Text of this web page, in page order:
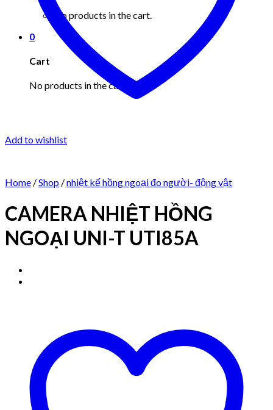
No products in the cart.
0
Cart
No products in the cart.
Add to wishlist
Home /Shop /nhiệt kế hồng ngoại đo người- động vật
CAMERA NHIỆT HỒNG
NGOẠI UNI-T UTI85A